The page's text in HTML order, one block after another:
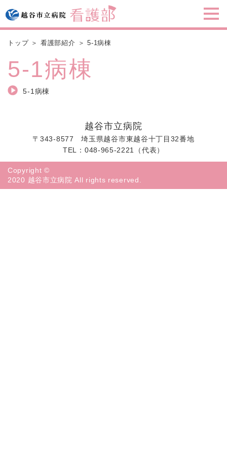
トップ 看護部紹介 5-1病棟
5-1病棟
5-1病棟
越谷市立病院
〒343-8577 埼玉県越谷市東越谷十丁目32番地
TEL：048-965-2221（代表）
Copyright ©
2020 越谷市立病院 All rights reserved.